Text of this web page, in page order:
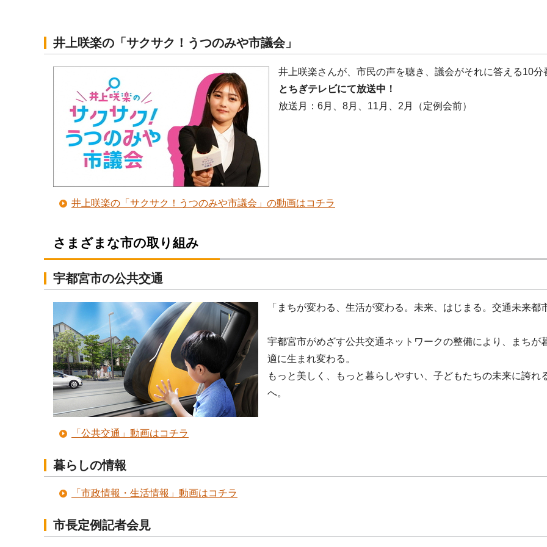
井上咲楽の「サクサク！うつのみや市議会」
井上咲楽さんが、市民の声を聴き、議会がそれに答える10分
とちぎテレビにて放送中！
放送月：6月、8月、11月、2月（定例会前）
井上咲楽の「サクサク！うつのみや市議会」の動画はコチラ
さまざまな市の取り組み
宇都宮市の公共交通
「まちが変わる、生活が変わる。未来、はじまる。交通未来都
宇都宮市がめざす公共交通ネットワークの整備により、まちが
適に生まれ変わる。
もっと美しく、もっと暮らしやすい、子どもたちの未来に誇れ
へ。
「公共交通」動画はコチラ
暮らしの情報
「市政情報・生活情報」動画はコチラ
市長定例記者会見